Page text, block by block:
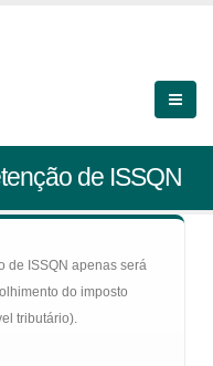
de ISSQN
de ISSQN apenas será
do imposto
tributário).